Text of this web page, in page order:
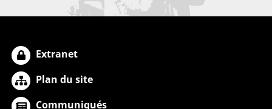
Extranet
Plan du site
Communiqués